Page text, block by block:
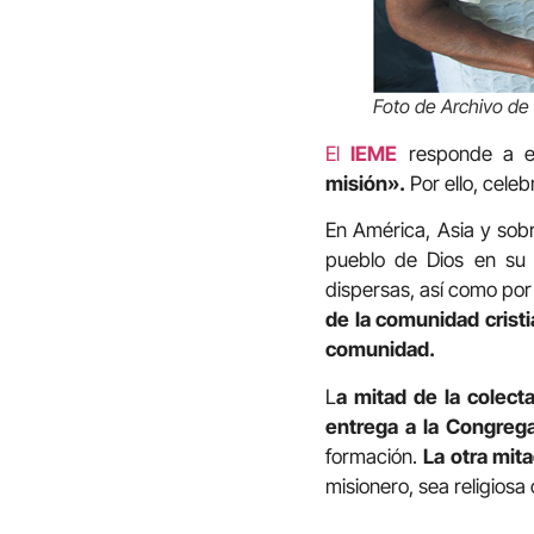
Foto de Archivo
ElIEME responde a
misión». Por ello,
En América, Asia y
pueblo de Dios en
dispersas, así como
de la comunidad
comunidad.
La mitad de la
entrega a la
formación.La otra
misionero, sea